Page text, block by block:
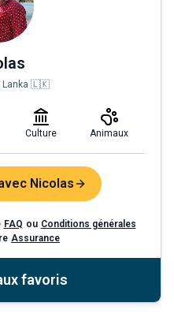
Lanka 🇱🇰
Culture Animaux
Nicolas
FAQ ou Conditions générales
Assurance
favoris